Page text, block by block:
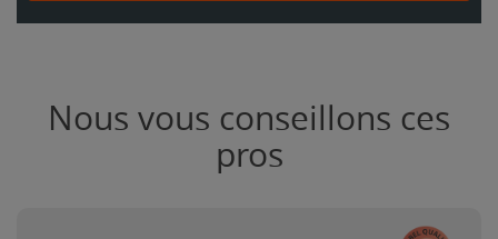
Nous vous conseillons ces
pros